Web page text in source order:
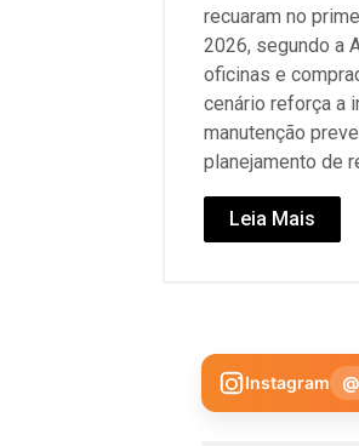
recuaram no
2026, segundo a
oficinas e
cenário reforça a
manutenção
planejamento de
Leia Mais
Instagram